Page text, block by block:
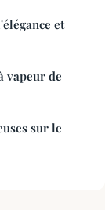
et
vapeur de
sur le